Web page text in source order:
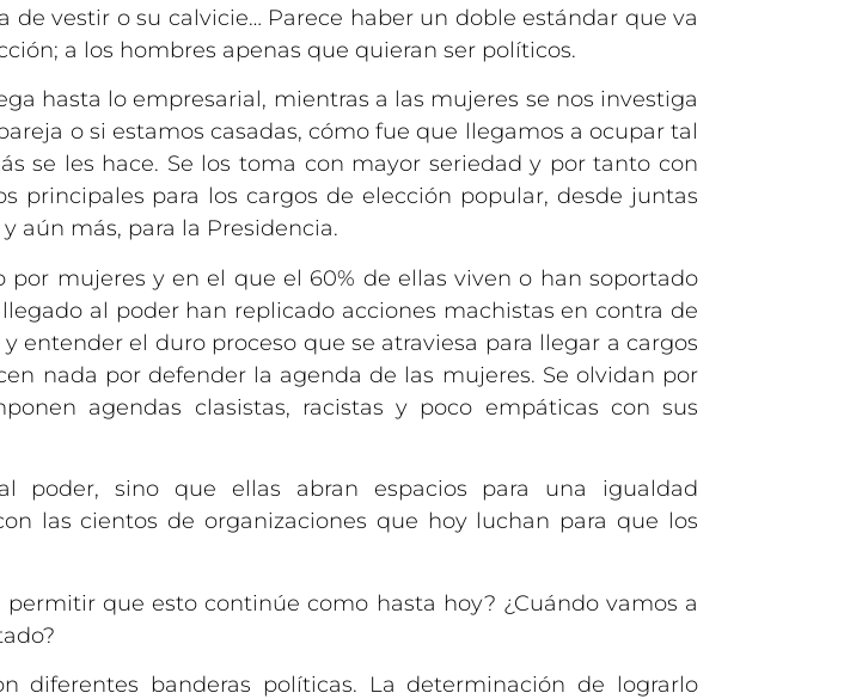
vestir o su calvicie… Parece haber un doble estándar que va
a los hombres apenas que quieran ser políticos.
hasta lo empresarial, mientras a las mujeres se nos investiga
o si estamos casadas, cómo fue que llegamos a ocupar tal
se les hace. Se los toma con mayor seriedad y por tanto con
para los cargos de elección popular, desde juntas
aún más, para la Presidencia.
mujeres y en el que el 60% de ellas viven o han soportado
al poder han replicado acciones machistas en contra de
entender el duro proceso que se atraviesa para llegar a cargos
nada por defender la agenda de las mujeres. Se olvidan por
agendas clasistas, racistas y poco empáticas con sus
poder, sino que ellas abran espacios para una igualdad
las cientos de organizaciones que hoy luchan para que los
que esto continúe como hasta hoy? ¿Cuándo vamos a
diferentes banderas políticas. La determinación de lograrlo